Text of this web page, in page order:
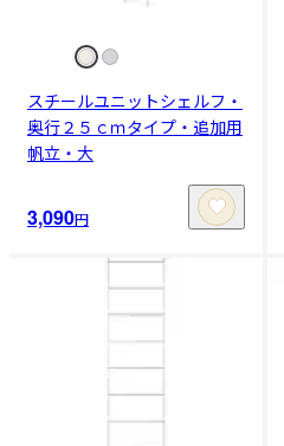
スチールユニットシェルフ・
奥行２５ｃｍタイプ・追加用
帆立・大
3,090円